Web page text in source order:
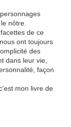
nôtre.
de ce
ont toujours
des
dans leur vie,
façon
mon livre de